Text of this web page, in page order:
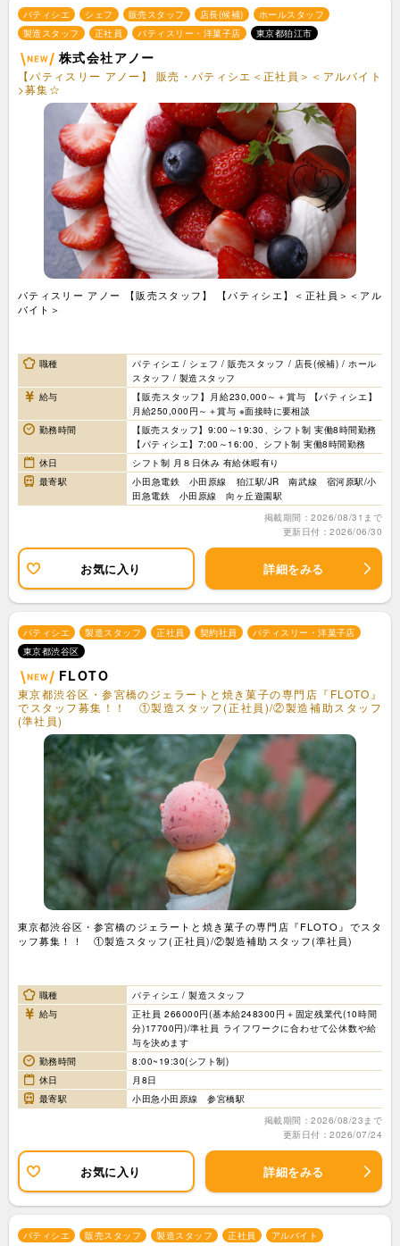
パティシエ シェフ 販売スタッフ 店長(候補)
ホールスタッフ
製造スタッフ
正社員 パティスリー・洋菓子店 東京都狛江市
株式会社アノー
【パティスリー アノー】 販売・パティシエ＜正社員＞＜アルバイト
>募集☆
パティスリー アノー 【販売スタッフ】 【パティシエ】＜正社員＞＜アル
バイト＞
職種
パティシエ / シェフ / 販売スタッフ / 店長(候補) / ホール
スタッフ / 製造スタッフ
給与
【販売スタッフ】月給230,000～＋賞与 【パティシエ】
月給250,000円～＋賞与 ※面接時に要相談
勤務時間
【販売スタッフ】9:00～19:30、シフト制 実働8時間勤務
【パティシエ】7:00～16:00、シフト制 実働8時間勤務
休日
シフト制 月８日休み 有給休暇有り
最寄駅
小田急電鉄 小田原線 狛江駅/JR 南武線 宿河原駅/小
田急電鉄 小田原線 向ヶ丘遊園駅
掲載期間：2026/08/31まで
更新日付：2026/06/30
お気に入り 詳細をみる
パティシエ 製造スタッフ 正社員 契約社員
パティスリー・洋菓子店
東京都渋谷区
FLOTO
東京都渋谷区・参宮橋のジェラートと焼き菓子の専門店『FLOTO』
でスタッフ募集！！ ①製造スタッフ(正社員)/②製造補助スタッフ
(準社員)
東京都渋谷区・参宮橋のジェラートと焼き菓子の専門店『FLOTO』でスタ
ッフ募集！！ ①製造スタッフ(正社員)/②製造補助スタッフ(準社員)
職種
パティシエ / 製造スタッフ
給与
正社員 266000円(基本給248300円＋固定残業代(10時間
分)17700円)/準社員 ライフワークに合わせて公休数や給
与を決めます
勤務時間
8:00~19:30(シフト制)
休日
月8日
最寄駅
小田急小田原線 参宮橋駅
掲載期間：2026/08/23まで
更新日付：2026/07/24
お気に入り 詳細をみる
パティシエ 販売スタッフ 製造スタッフ 正社員
アルバイト